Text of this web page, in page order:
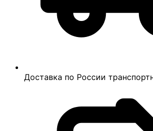
Доставка по России